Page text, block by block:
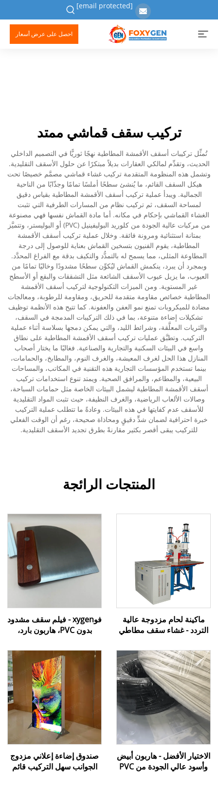
[email protected]
احصل على عرض أسعار
تركيب سقف قماشي ممتد
تُمثِّل تركيبات أسقف الأقمشة المطاطية نهجًا ثوريًّا في التصميم الداخلي
الحديث، وتقدِّم لمالكي العقارات بديلاً مبتكرًا عن حلول الأسقف التقليدية.
وتشمل هذه المنظومة المتقدمة تركيب غشاء قماشي مصمَّم خصيصًا تحت
هيكل السقف القائم، ما يُنشئ سطحًا أملسًا تمامًا وجذّابًا من الناحية
الجمالية. ويبدأ عملية تركيب أسقف الأقمشة المطاطية بقياس دقيق
لمساحة السقف، ثم تركيب نظام من المسارات الطرفية التي تثبت
الغشاء القماشي بإحكام في مكانه. أما مادة القماش نفسها فهي مصنوعة
من مركبات عالية الجودة من كلوريد البوليفينيل (PVC) أو البوليستر، وتتميَّز
بمتانة استثنائية ومرونة فائقة. وخلال عملية تركيب أسقف الأقمشة
المطاطية، يقوم الفنيون بتسخين القماش بعناية للوصول إلى درجة
المطاوعة المثلى، مما يسمح له بالتمدُّد والتكيف بدقة مع الفراغ المحدَّد.
وبمجرد أن يبرد، ينكمش القماش ليُكوِّن سطحًا مشدودًا وخاليًا تمامًا من
العيوب، ما يزيل عيوب الأسقف الشائعة مثل التشققات والبقع أو الأسطح
غير المستوية. ومن الميزات التكنولوجية لتركيب أسقف الأقمشة
المطاطية خصائص مقاومة متقدمة للحريق، ومقاومة للرطوبة، ومعالجات
مضادة للميكروبات تمنع نمو العفن والعفونة. كما تتيح هذه الأنظمة توظيف
تشكيلات إضاءة متنوعة، بما في ذلك التركيبات المدمجة في السقف،
والثريات المعلَّقة، وشرائط الليد، والتي يمكن دمجها بسلاسة أثناء عملية
التركيب. وتطبَّق عمليات تركيب أسقف الأقمشة المطاطية على نطاق
واسع في البيئات السكنية والتجارية والصناعية. فغالبًا ما يختار أصحاب
المنازل هذا الحل لغرف المعيشة، والغرف النوم، والمطابخ، والحمامات،
بينما تستخدم المؤسسات التجارية هذه التقنية في المكاتب، والمساحات
البيعية، والمطاعم، والمرافق الصحية. ويمتد تنوع استخدامات تركيب
أسقف الأقمشة المطاطية ليشمل البيئات الخاصة مثل حمامات السباحة،
وصالات الألعاب الرياضية، والغرف النظيفة، حيث تثبت المواد التقليدية
للأسقف عدم كفايتها في هذه البيئات. وعادةً ما تتطلب عملية التركيب
خبرة احترافية لضمان شدٍّ دقيقٍ ومحاذاة صحيحة، رغم أن الوقت الفعلي
للتركيب يبقى أقصر بكثير مقارنةً بطرق تجديد الأسقف التقليدية.
المنتجات الرائجة
ماكينة لحام مزدوجة عالية
التردد - غشاء سقف مطاطي
فوxygen - فيلم سقف مشدود
بدون PVC، هاربون بارد،
أدوات تركيب، مسطرة
الاختيار الأفضل - هاربون أبيض
وأسود عالي الجودة من PVC
صندوق إضاءة إعلاني مزدوج
الجوانب سهل التركيب قائم